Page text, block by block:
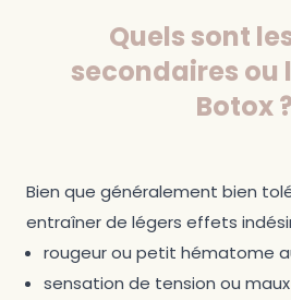
Quels sont
secondaires ou
Botox ?
Bien que généralement bien
entraîner de légers effets
rougeur ou petit hématome
sensation de tension ou